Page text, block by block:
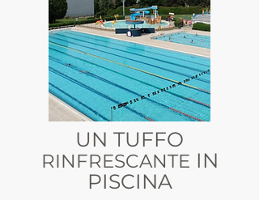
UN TUFFO
RINFRESCANTE IN
PISCINA